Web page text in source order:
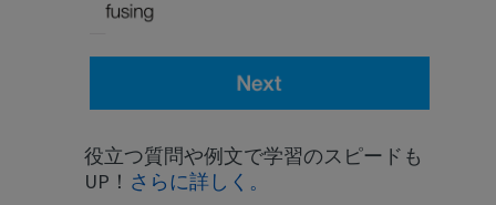
役立つ質問や例文で学習のスピードも
UP！ さらに詳しく。
experience. By using our website you
our Cookie Policy.Read more
SHOW DETAILS